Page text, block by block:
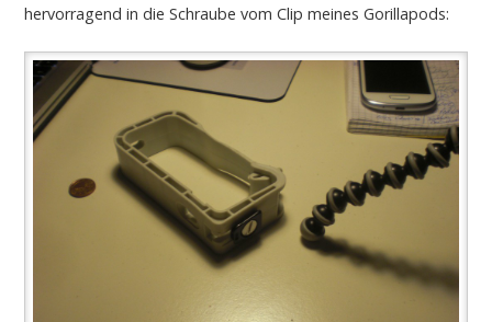
hervorragend in die Schraube vom Clip meines Gorillapods: